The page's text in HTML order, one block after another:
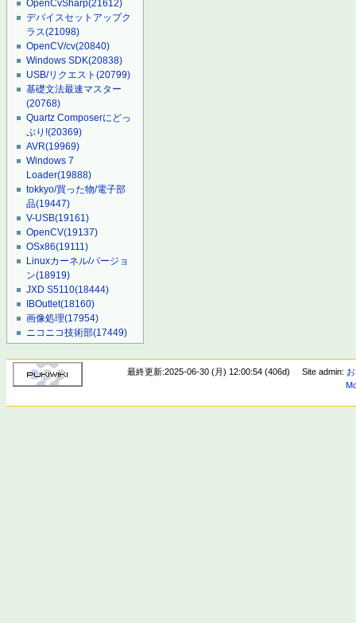
OpenCvSharp(21612)
デバイスセットアップク
ラス(21098)
OpenCV/cv(20840)
Windows SDK(20838)
USB/リクエスト(20799)
基礎文法最速マスター
(20768)
Quartz Composerにどっ
ぷり!(20369)
AVR(19969)
Windows 7
Loader(19888)
tokkyo/買った物/電子部
品(19447)
V-USB(19161)
OpenCV(19137)
OSx86(19111)
Linuxカーネル/バージョ
ン(18919)
JXD S5110(18444)
IBOutlet(18160)
画像処理(17954)
ニコニコ技術部(17449)
最終更新:2025-06-30 (月) 12:00:54 (406d) Site admin: